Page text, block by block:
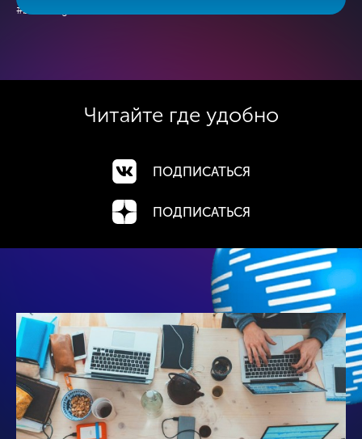
#branding
Читайте гдеудобно
ПОДПИСАТЬСЯ
ПОДПИСАТЬСЯ